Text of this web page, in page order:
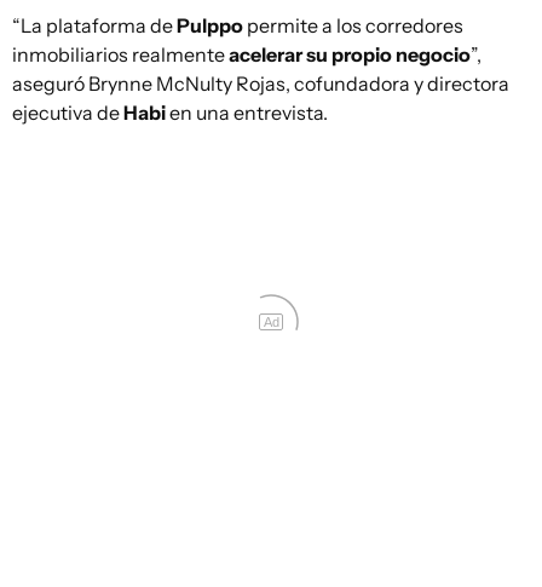
“La plataforma dePulppo permite a los corredores
inmobiliarios realmenteacelerar su propio negocio”,
aseguró Brynne McNulty Rojas, cofundadora y directora
ejecutiva deHabien una entrevista.
Ad